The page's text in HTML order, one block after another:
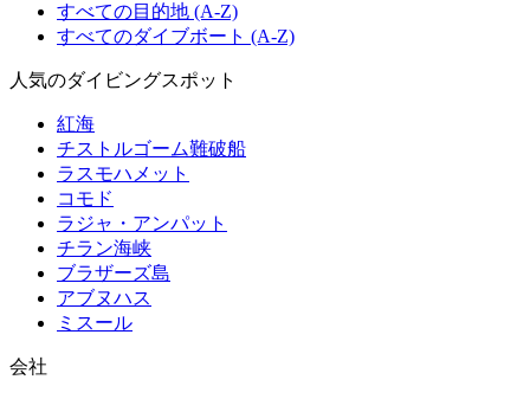
すべての目的地 (A-Z)
すべてのダイブボート (A-Z)
人気のダイビングスポット
紅海
チストルゴーム難破船
ラスモハメット
コモド
ラジャ・アンパット
チラン海峡
ブラザーズ島
アブヌハス
ミスール
会社